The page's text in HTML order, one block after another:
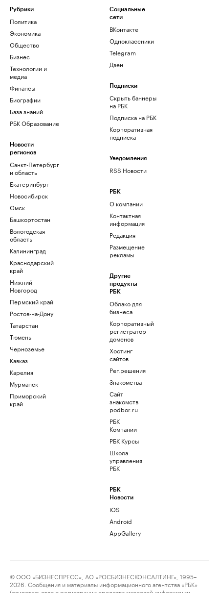
Рубрики
Политика
Экономика
Общество
Бизнес
Технологии и
медиа
Финансы
Биографии
База знаний
РБК Образование
Новости
регионов
Санкт-Петербург
и область
Екатеринбург
Новосибирск
Омск
Башкортостан
Вологодская
область
Калининград
Краснодарский
край
Нижний
Новгород
Пермский край
Ростов-на-Дону
Татарстан
Тюмень
Черноземье
Кавказ
Карелия
Мурманск
Приморский
край
Социальные
сети
ВКонтакте
Одноклассники
Telegram
Дзен
Подписки
Скрыть баннеры
на РБК
Подписка на РБК
Корпоративная
подписка
Уведомления
RSS Новости
РБК
О компании
Контактная
информация
Редакция
Размещение
рекламы
Другие
продукты
РБК
Облако для
бизнеса
Корпоративный
регистратор
доменов
Хостинг
сайтов
Рег.решения
Знакомства
Сайт
знакомств
podbor.ru
РБК
Компании
РБК Курсы
Школа
управления
РБК
РБК
Новости
iOS
Android
AppGallery
© ООО «БИЗНЕСПРЕСС», АО «РОСБИЗНЕСКОНСАЛТИНГ», 1995–
2026. Сообщения и материалы информационного агентства «РБК»